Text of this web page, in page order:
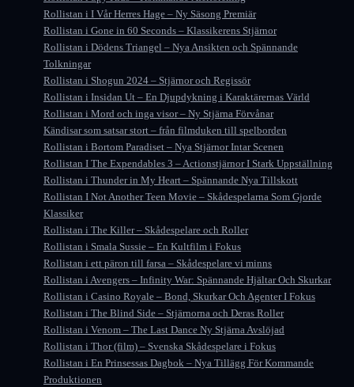
Rollistan i I Vår Herres Hage – Ny Säsong Premiär
Rollistan i Gone in 60 Seconds – Klassikerens Stjärnor
Rollistan i Dödens Triangel – Nya Ansikten och Spännande
Tolkningar
Rollistan i Shogun 2024 – Stjärnor och Regissör
Rollistan i Insidan Ut – En Djupdykning i Karaktärernas Värld
Rollistan i Mord och inga visor – Ny Stjärna Förvånar
Kändisar som satsar stort – från filmduken till spelborden
Rollistan i Bortom Paradiset – Nya Stjärnor Intar Scenen
Rollistan I The Expendables 3 – Actionstjärnor I Stark Uppställning
Rollistan i Thunder in My Heart – Spännande Nya Tillskott
Rollistan I Not Another Teen Movie – Skådespelarna Som Gjorde
Klassiker
Rollistan i The Killer – Skådespelare och Roller
Rollistan i Smala Sussie – En Kultfilm i Fokus
Rollistan i ett päron till farsa – Skådespelare vi minns
Rollistan i Avengers – Infinity War: Spännande Hjältar Och Skurkar
Rollistan i Casino Royale – Bond, Skurkar Och Agenter I Fokus
Rollistan i The Blind Side – Stjärnorna och Deras Roller
Rollistan i Venom – The Last Dance Ny Stjärna Avslöjad
Rollistan i Thor (film) – Svenska Skådespelare i Fokus
Rollistan i En Prinsessas Dagbok – Nya Tillägg För Kommande
Produktionen